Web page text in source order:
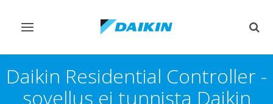
Vaihda
Daikin Residential Controller -
sovellus ei tunnista Daikin